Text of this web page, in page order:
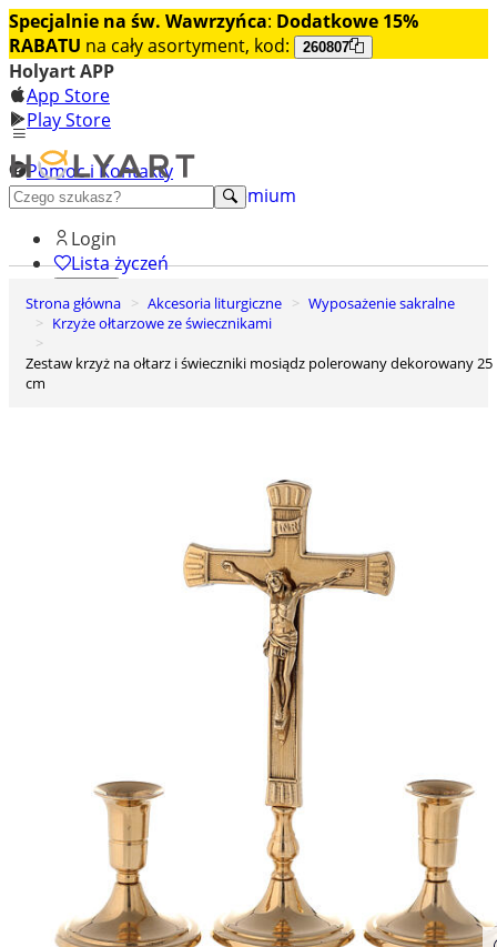
Specjalnie na św. Wawrzyńca: Dodatkowe 15%
RABATU na cały asortyment, kod: 260807
Holyart APP
App Store
Play Store
Pomoc i Kontakty
+48 222 922 860
Odkryj premium
Login
Lista życzeń
0
Koszyk
Strona główna Akcesoria liturgiczne
Wyposażenie sakralne
Krzyże ołtarzowe ze świecznikami
Zestaw krzyż na ołtarz i świeczniki mosiądz polerowany dekorowany 25
cm